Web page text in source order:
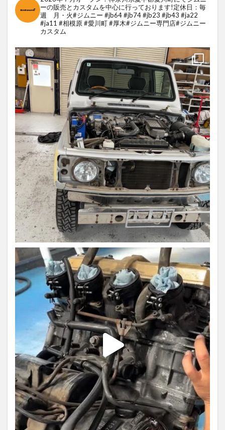
ーの販売とカスタムを中心に行っております!定休日：毎
週 月・火#ジムニー #jb64 #jb74 #jb23 #jb43 #ja22
#ja11 #相模原 #愛川町 #厚木#ジムニー専門店#ジムニー
カスタム